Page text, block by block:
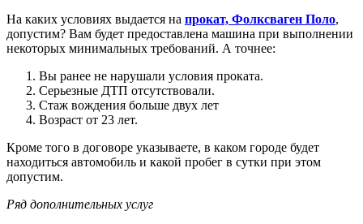
На каких условиях выдается на прокат, Фолксваген Поло,
допустим? Вам будет предоставлена машина при выполнении
некоторых минимальных требований. А точнее:
Вы ранее не нарушали условия проката.
Серьезные ДТП отсутствовали.
Стаж вождения больше двух лет
Возраст от 23 лет.
Кроме того в договоре указываете, в каком городе будет
находиться автомобиль и какой пробег в сутки при этом
допустим.
Ряд дополнительных услуг